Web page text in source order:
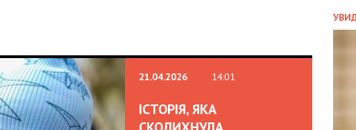
21.04.2026 14:01
ІСТОРІЯ, ЯКА